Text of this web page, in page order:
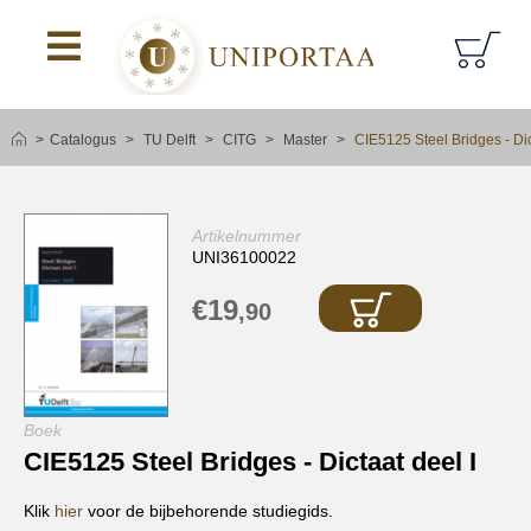
Catalogus TU Delft CITG Master CIE5125 Steel Bridges -
Boek
CIE5125 Steel Bridges - Dictaat deel I
Klik hier voor de bijbehorende studiegids.
€19,90
Artikelnummer
UNI36100022